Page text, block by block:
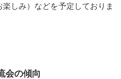
しみ）などを予定しておりま
会の傾向